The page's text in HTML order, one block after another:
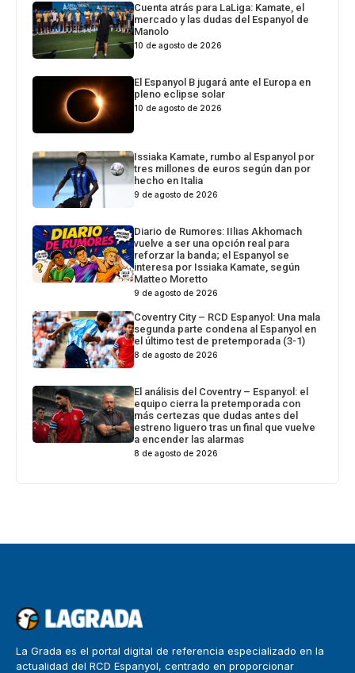
Cuenta atrás para LaLiga: Kamate, el
mercado y las dudas del Espanyol de
Manolo
10 de agosto de 2026
El Espanyol B jugará ante el Europa en
pleno eclipse solar
10 de agosto de 2026
Issiaka Kamate, rumbo al Espanyol por
tres millones de euros según dan por
hecho en Italia
9 de agosto de 2026
Diario de Rumores: IIlias Akhomach
vuelve a ser una opción real para
reforzar la banda; el Espanyol se
interesa por Issiaka Kamate, según
Matteo Moretto
9 de agosto de 2026
Coventry City – RCD Espanyol: Una mala
segunda parte condena al Espanyol en
el último test de pretemporada (3-1)
8 de agosto de 2026
El análisis del Coventry – Espanyol: el
equipo cierra la pretemporada con
más certezas que dudas antes del
estreno liguero tras un final que vuelve
a encender las alarmas
8 de agosto de 2026
La Grada es el portal digital de referencia especializado en la
actualidad del RCD Espanyol, centrado en proporcionar